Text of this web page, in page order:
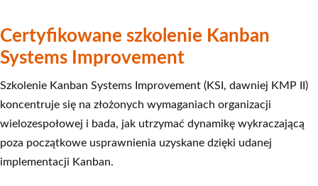
Certyfikowane szkolenie Kanban
Systems Improvement
Szkolenie Kanban Systems Improvement (KSI, dawniej KMP II)
koncentruje się na złożonych wymaganiach organizacji
wielozespołowej i bada, jak utrzymać dynamikę wykraczającą
poza początkowe usprawnienia uzyskane dzięki udanej
implementacji Kanban.